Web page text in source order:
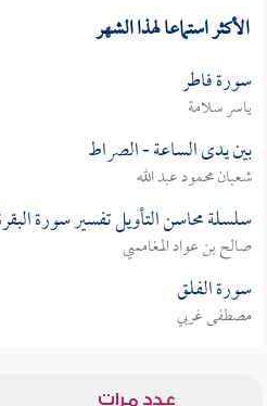
الأكثر استماعا لهذا الشهر
سورة فاطر
ياسر سلامة
بين يدى الساعة - الصراط
شعبان محمود عبد الله
سلسلة محاسن التأويل تفسير سورة البقرة
صالح بن عواد المغامسي
سورة الفلق
مصطفى غربي
عدد مرات